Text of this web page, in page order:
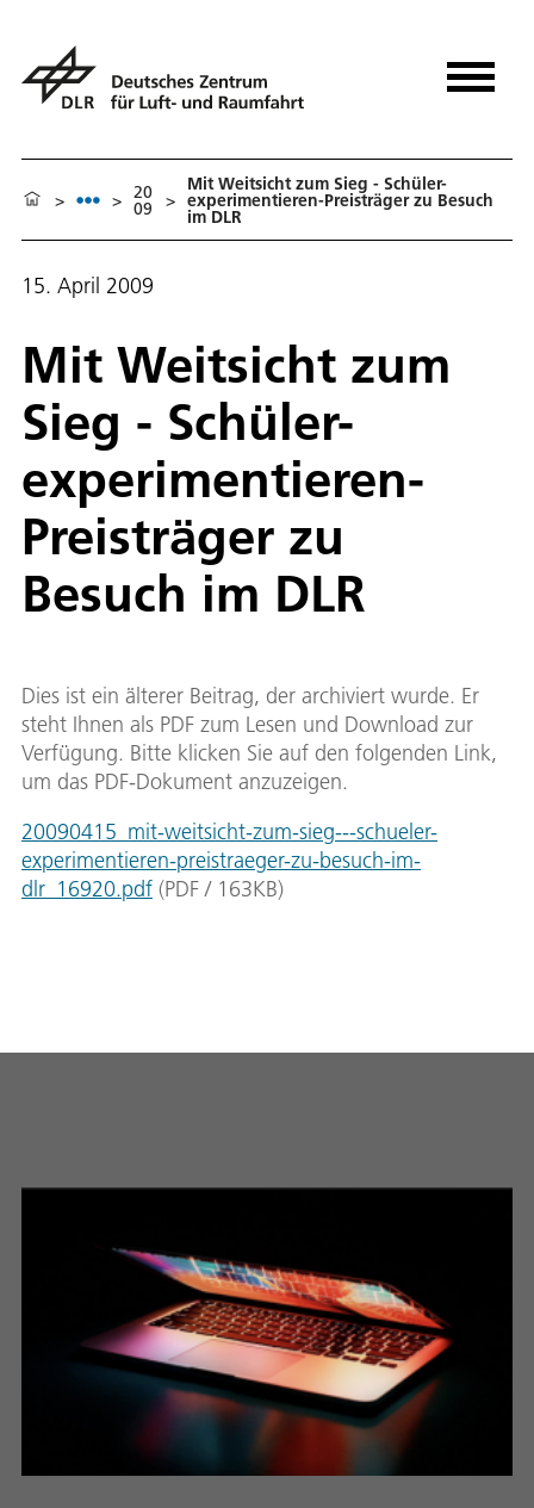
> > 20
09 >
Mit Weitsicht zum Sieg - Schüler-
experimentieren-Preisträger zu Besuch
im DLR
15. April 2009
Mit Weitsicht zum
Sieg - Schüler-
experimentieren-
Preisträger zu
Besuch im DLR
Dies ist ein älterer Beitrag, der archiviert wurde. Er
steht Ihnen als PDF zum Lesen und Download zur
Verfügung. Bitte klicken Sie auf den folgenden Link,
um das PDF-Dokument anzuzeigen.
20090415_mit-weitsicht-zum-sieg---schueler-
experimentieren-preistraeger-zu-besuch-im-
dlr_16920.pdf (PDF / 163KB)